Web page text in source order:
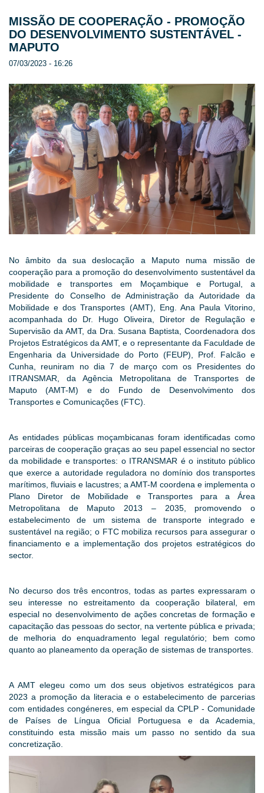
MISSÃO DE COOPERAÇÃO - PROMOÇÃO
DO DESENVOLVIMENTO SUSTENTÁVEL -
MAPUTO
07/03/2023 - 16:26
No âmbito da sua deslocação a Maputo numa missão de
cooperação para a promoção do desenvolvimento sustentável da
mobilidade e transportes em Moçambique e Portugal, a
Presidente do Conselho de Administração da Autoridade da
Mobilidade e dos Transportes (AMT), Eng. Ana Paula Vitorino,
acompanhada do Dr. Hugo Oliveira, Diretor de Regulação e
Supervisão da AMT, da Dra. Susana Baptista, Coordenadora dos
Projetos Estratégicos da AMT, e o representante da Faculdade de
Engenharia da Universidade do Porto (FEUP), Prof. Falcão e
Cunha, reuniram no dia 7 de março com os Presidentes do
ITRANSMAR, da Agência Metropolitana de Transportes de
Maputo (AMT-M) e do Fundo de Desenvolvimento dos
Transportes e Comunicações (FTC).
As entidades públicas moçambicanas foram identificadas como
parceiras de cooperação graças ao seu papel essencial no sector
da mobilidade e transportes: o ITRANSMAR é o instituto público
que exerce a autoridade reguladora no domínio dos transportes
marítimos, fluviais e lacustres; a AMT-M coordena e implementa o
Plano Diretor de Mobilidade e Transportes para a Área
Metropolitana de Maputo 2013 – 2035, promovendo o
estabelecimento de um sistema de transporte integrado e
sustentável na região; o FTC mobiliza recursos para assegurar o
financiamento e a implementação dos projetos estratégicos do
sector.
No decurso dos três encontros, todas as partes expressaram o
seu interesse no estreitamento da cooperação bilateral, em
especial no desenvolvimento de ações concretas de formação e
capacitação das pessoas do sector, na vertente pública e privada;
de melhoria do enquadramento legal regulatório; bem como
quanto ao planeamento da operação de sistemas de transportes.
A AMT elegeu como um dos seus objetivos estratégicos para
2023 a promoção da literacia e o estabelecimento de parcerias
com entidades congéneres, em especial da CPLP - Comunidade
de Países de Língua Oficial Portuguesa e da Academia,
constituindo esta missão mais um passo no sentido da sua
concretização.